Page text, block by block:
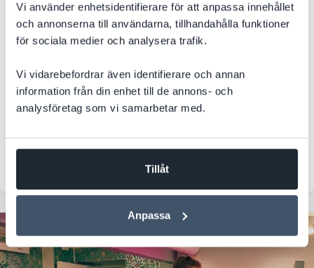
Vi använder enhetsidentifierare för att anpassa innehållet
och annonserna till användarna, tillhandahålla funktioner
för sociala medier och analysera trafik.
Vi vidarebefordrar även identifierare och annan
information från din enhet till de annons- och
analysföretag som vi samarbetar med.
Tillåt
Anpassa
Från utspridda filer till en gemensam digital arbetsplats.
Hur håller man ordning på dokument när informationen är
spridd över flera användarkonton? Ett växande
i Microsoft 365 med bättre kontroll, säkerhet och
effektivitet som resultat.
Integration